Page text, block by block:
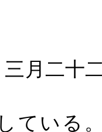
月二十
ている